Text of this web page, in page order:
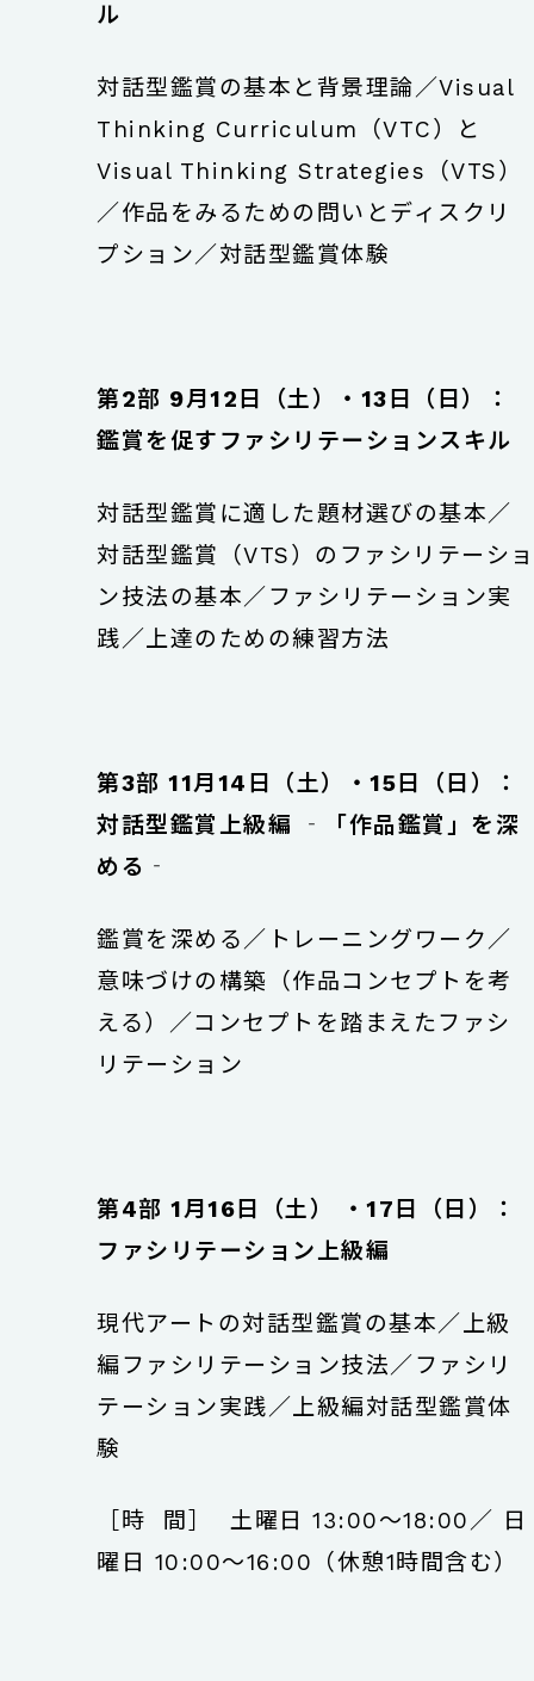
ル
対話型鑑賞の基本と背景理論／Visual
Thinking Curriculum（VTC）と
Visual Thinking Strategies（VTS）
／作品をみるための問いとディスクリ
プション／対話型鑑賞体験
第2部 9月12日（土）・13日（日）：
鑑賞を促すファシリテーションスキル
対話型鑑賞に適した題材選びの基本／
対話型鑑賞（VTS）のファシリテーショ
ン技法の基本／ファシリテーション実
践／上達のための練習方法
第3部 11月14日（土）・15日（日）：
対話型鑑賞上級編 ‐「作品鑑賞」を深
める‐
鑑賞を深める／トレーニングワーク／
意味づけの構築（作品コンセプトを考
える）／コンセプトを踏まえたファシ
リテーション
第4部 1月16日（土） ・17日（日）：
ファシリテーション上級編
現代アートの対話型鑑賞の基本／上級
編ファシリテーション技法／ファシリ
テーション実践／上級編対話型鑑賞体
験
［時 間］ 土曜日 13:00〜18:00／ 日
曜日 10:00〜16:00（休憩1時間含む）